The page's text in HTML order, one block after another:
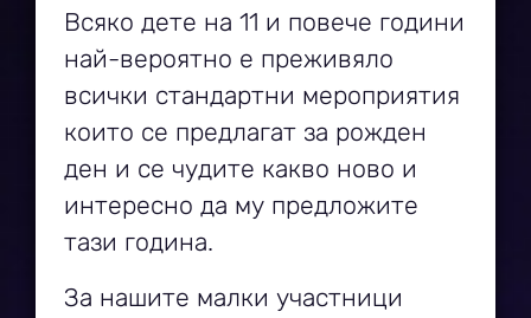
Всяко дете на 11 и повече години
най-вероятно е преживяло
всички стандартни мероприятия
които се предлагат за рожден
ден и се чудите какво ново и
интересно да му предложите
тази година.
За нашите малки участници